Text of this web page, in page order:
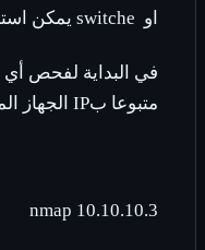
او switcheيمكن
في البداية لفحص أي
متبوعا بIPالجهاز
nmap 10.10.10.3